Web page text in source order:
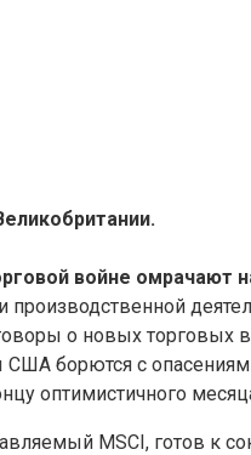
войне омрачают
о новых
борются с
оптимистичного
MSCI, готов к